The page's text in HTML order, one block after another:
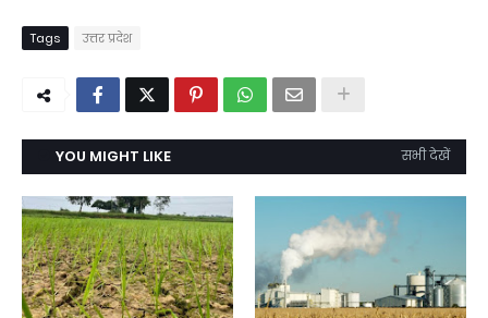
Tags उत्तर प्रदेश
YOU MIGHT LIKE सभी देखें